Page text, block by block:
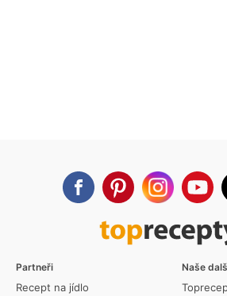
Partneři
Recept na jídlo
Naše